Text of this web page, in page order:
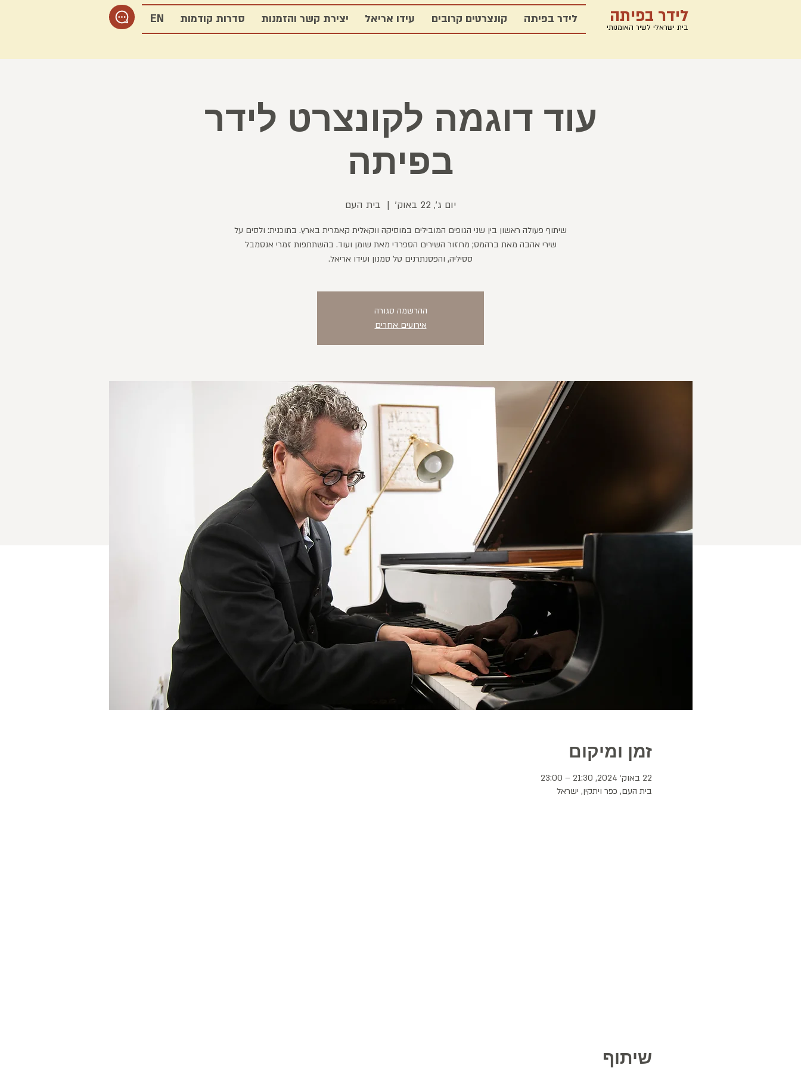
לידר בפיתה קונצרטים קרובים עידו אריאל יצירת קשר והזמנות סדרות קודמות EN לידר בפיתה
בית ישראלי לשיר האומנותי
עוד דוגמה לקונצרט לידר
בפיתה
יום ג׳, 22 באוק׳
  |
בית העם
שיתוף פעולה ראשון בין שני הגופים המובילים במוסיקה ווקאלית קאמרית בארץ. בתוכנית: ולסים על
שירי אהבה מאת ברהמס; מחזור השירים הספרדי מאת שומן ועוד. בהשתתפות זמרי אנסמבל
ססיליה, והפסנתרנים טל סמנון ועידו אריאל.
ההרשמה סגורה
אירועים אחרים
זמן ומיקום
22 באוק׳ 2024, 21:30 – 23:00
בית העם, כפר ויתקין, ישראל
שיתוף